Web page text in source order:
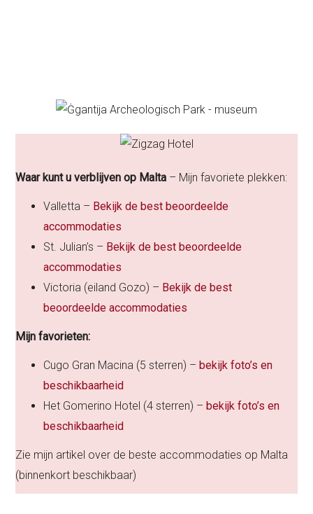
Waar kunt u verblijven op Malta – Mijn favoriete plekken:
Valletta – Bekijk de best beoordeelde
accommodaties
St. Julian’s – Bekijk de best beoordeelde
accommodaties
Victoria (eiland Gozo) – Bekijk de best
beoordeelde accommodaties
Mijn favorieten:
Cugo Gran Macina (5 sterren) –bekijk foto’s en
beschikbaarheid
Het Gomerino Hotel (4 sterren) –bekijk foto’s en
beschikbaarheid
Zie mijn artikel over de beste accommodaties op Malta
(binnenkort beschikbaar)